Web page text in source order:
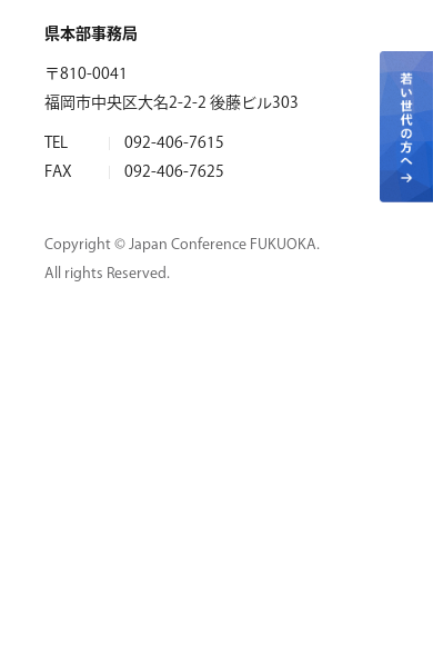
県本部事務局
〒810-0041
福岡市中央区大名2-2-2 後藤ビル303
TEL
092-406-7615
FAX
092-406-7625
Copyright © Japan Conference FUKUOKA.
All rights Reserved.